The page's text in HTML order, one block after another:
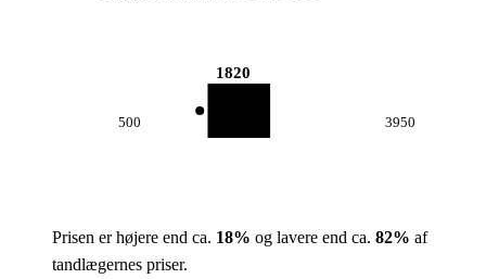
500
1820
3950
Prisen er højere end ca. 18% og lavere end ca. 82% af
tandlægernes priser.